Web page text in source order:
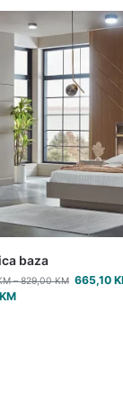
baza
– 829,00KM 665,10